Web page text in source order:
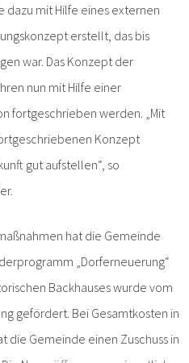
dazu mit Hilfe eines externen
erstellt, das bis
war. Das Konzept der
nun mit Hilfe einer
fortgeschrieben werden. „Mit
Konzept
gut aufstellen“, so
hat die Gemeinde
„Dorferneuerung“
Backhauses wurde vom
gefördert. Bei Gesamtkosten in
die Gemeinde einen Zuschuss in